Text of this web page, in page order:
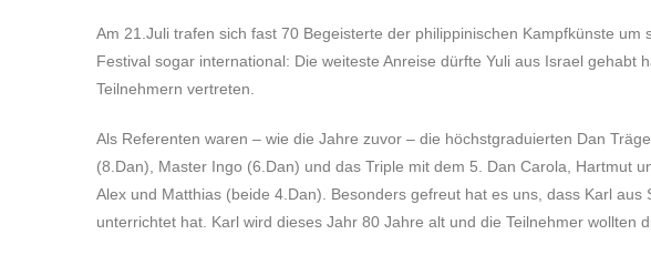
Am 21.Juli trafen sich fast 70 Begeisterte der philippinischen Kampfkünste
Festival sogar international: Die weiteste Anreise dürfte Yuli aus Israel
Teilnehmern vertreten.
Als Referenten waren – wie die Jahre zuvor – die höchstgraduierten Dan
(8.Dan), Master Ingo (6.Dan) und das Triple mit dem 5. Dan Carola, Hartmut
Alex und Matthias (beide 4.Dan). Besonders gefreut hat es uns, dass Karl
unterrichtet hat. Karl wird dieses Jahr 80 Jahre alt und die Teilnehmer wollten